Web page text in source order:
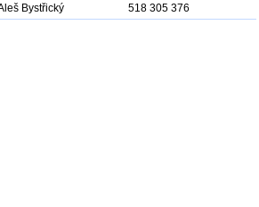
Bystřický 518 305 376